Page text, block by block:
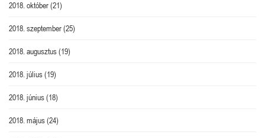
2018. október(21)
2018. szeptember(25)
2018. augusztus(19)
2018. július(19)
2018. június(18)
2018. május(24)